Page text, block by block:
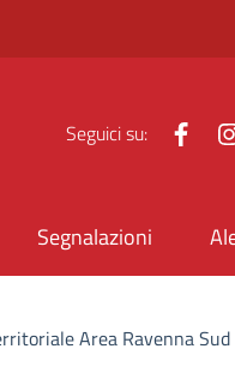
Seguici su:
Segnalazioni
Area Ravenna Sud